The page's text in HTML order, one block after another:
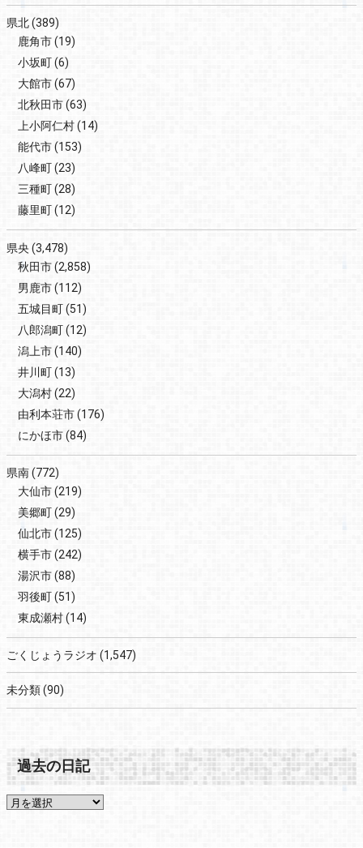
県北(389)
鹿角市(19)
小坂町(6)
大館市(67)
北秋田市(63)
上小阿仁村(14)
能代市(153)
八峰町(23)
三種町(28)
藤里町(12)
県央 (3,478)
秋田市(2,858)
男鹿市(112)
五城目町(51)
八郎潟町(12)
潟上市(140)
井川町(13)
大潟村(22)
由利本荘市(176)
にかほ市(84)
県南(772)
大仙市(219)
美郷町(29)
仙北市(125)
横手市(242)
湯沢市(88)
羽後町(51)
東成瀬村(14)
ごくじょうラジオ (1,547)
未分類(90)
過去の日記